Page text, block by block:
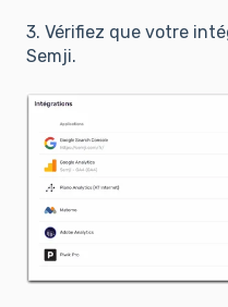
3. Vérifiez que votre
Semji.